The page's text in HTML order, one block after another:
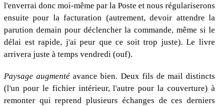
l'enverrai donc moi-même par la Poste et nous régulariserons
ensuite pour la facturation (autrement, devoir attendre la
parution demain pour déclencher la commande, même si le
délai est rapide, j'ai peur que ce soit trop juste). Le livre
arrivera juste à temps vendredi (ouf).
Paysage augmenté avance bien. Deux fils de mail distincts
(l'un pour le fichier intérieur, l'autre pour la couverture) à
remonter qui reprend plusieurs échanges de ces derniers